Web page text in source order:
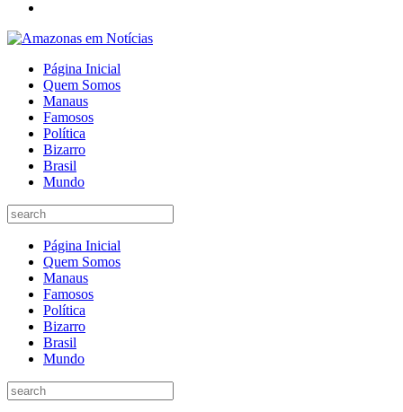
Página Inicial
Quem Somos
Manaus
Famosos
Política
Bizarro
Brasil
Mundo
Página Inicial
Quem Somos
Manaus
Famosos
Política
Bizarro
Brasil
Mundo